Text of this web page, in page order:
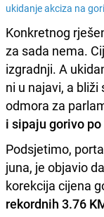
ukidanje akciza na
Konkretnog
za sada nema.
izgradnji. A
ni u najavi, a
odmora za
i sipaju gorivo
Podsjetimo,
juna, je objavio
korekcija cijena
rekordnih 3.76